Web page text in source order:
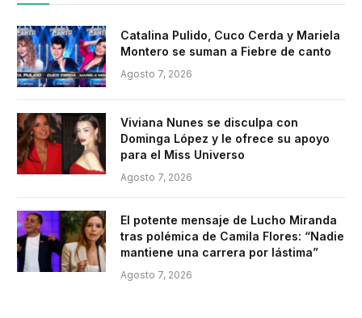
Catalina Pulido, Cuco Cerda y Mariela
Montero se suman a Fiebre de canto
Agosto 7, 2026
Viviana Nunes se disculpa con
Dominga López y le ofrece su apoyo
para el Miss Universo
Agosto 7, 2026
El potente mensaje de Lucho Miranda
tras polémica de Camila Flores: “Nadie
mantiene una carrera por lástima”
Agosto 7, 2026